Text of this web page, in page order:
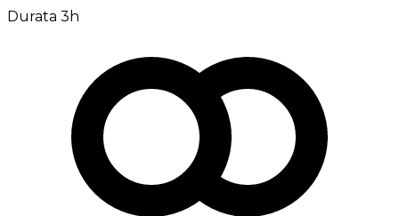
Durata 3h